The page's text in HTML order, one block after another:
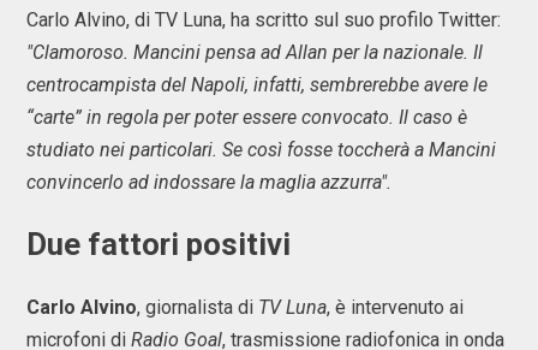
Carlo Alvino, di TV Luna, ha scritto sul suo profilo Twitter:
"Clamoroso. Mancini pensa ad Allan per la nazionale. Il
centrocampista del Napoli, infatti, sembrerebbe avere le
“carte” in regola per poter essere convocato. Il caso è
studiato nei particolari. Se così fosse toccherà a Mancini
convincerlo ad indossare la maglia azzurra".
Due fattori positivi
Carlo Alvino, giornalista di TV Luna, è intervenuto ai
microfoni di Radio Goal, trasmissione radiofonica in onda